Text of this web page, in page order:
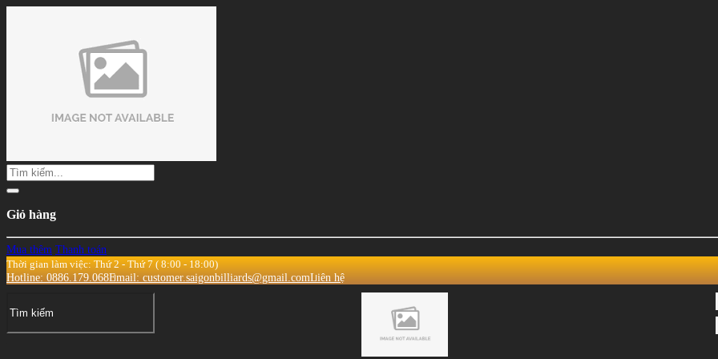
Giỏ hàng
Mua thêm Thanh toán
Thời gian làm việc: Thứ 2 - Thứ 7 ( 8:00 - 18:00)
Hotline: 0886.179.068Email: customer.saigonbilliards@gmail.comLiên hệ